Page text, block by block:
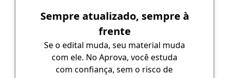
Sempre atualizado, sempre à
frente
Se o edital muda, seu material muda
com ele. No Aprova, você estuda
com confiança, sem o risco de